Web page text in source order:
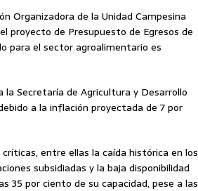
Organizadora de la Unidad Campesina
proyecto de Presupuesto de Egresos de
para el sector agroalimentario es
Secretaría de Agricultura y Desarrollo
a la inflación proyectada de 7 por
entre ellas la caída histórica en los
subsidiadas y la baja disponibilidad
35 por ciento de su capacidad, pese a las